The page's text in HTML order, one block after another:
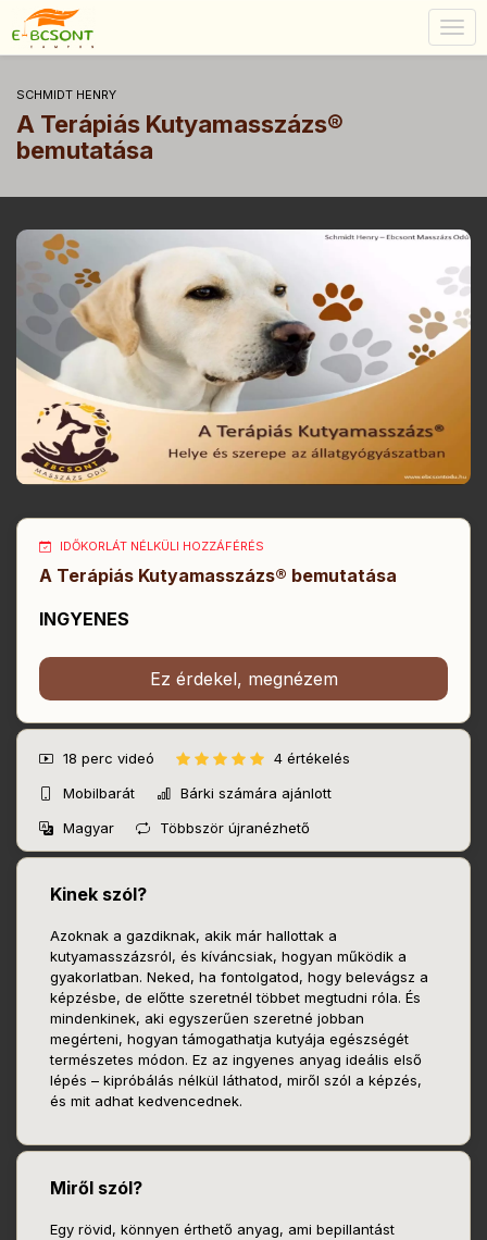
SCHMIDT HENRY
A Terápiás Kutyamasszázs®
bemutatása
IDŐKORLÁT NÉLKÜLI HOZZÁFÉRÉS
A Terápiás Kutyamasszázs® bemutatása
INGYENES
Ez érdekel, megnézem
18 perc videó
4 értékelés
Mobilbarát
Bárki számára ajánlott
Magyar
Többször újranézhető
Kinek szól?
Azoknak a gazdiknak, akik már hallottak a
kutyamasszázsról, és kíváncsiak, hogyan működik a
gyakorlatban. Neked, ha fontolgatod, hogy belevágsz a
képzésbe, de előtte szeretnél többet megtudni róla. És
mindenkinek, aki egyszerűen szeretné jobban
megérteni, hogyan támogathatja kutyája egészségét
természetes módon. Ez az ingyenes anyag ideális első
lépés – kipróbálás nélkül láthatod, miről szól a képzés,
és mit adhat kedvencednek.
Miről szól?
Egy rövid, könnyen érthető anyag, ami bepillantást